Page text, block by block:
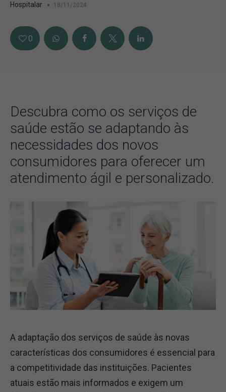
Hospitalar 18/11/2024
0
Descubra como os serviços de
saúde estão se adaptando às
necessidades dos novos
consumidores para oferecer um
atendimento ágil e personalizado.
A adaptação dos serviços de saúde às novas
características dos consumidores é essencial para
a competitividade das instituições. Pacientes
atuais estão mais informados e exigem um